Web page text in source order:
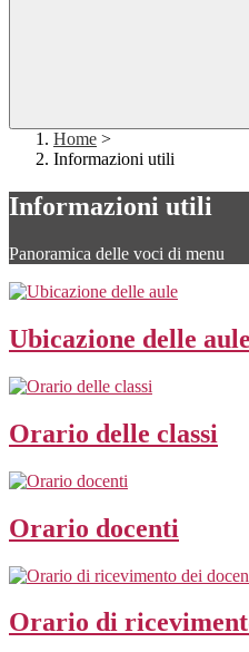
Home >
Informazioni utili
Informazioni utili
Panoramica delle voci di menu
Ubicazione delle aule
Orario delle classi
Orario docenti
Orario di